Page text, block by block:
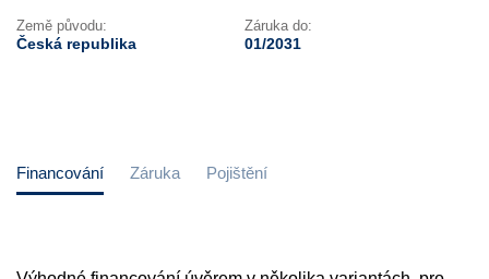
Země původu:
Česká republika
Záruka do:
01/2031
Financování Záruka Pojištění